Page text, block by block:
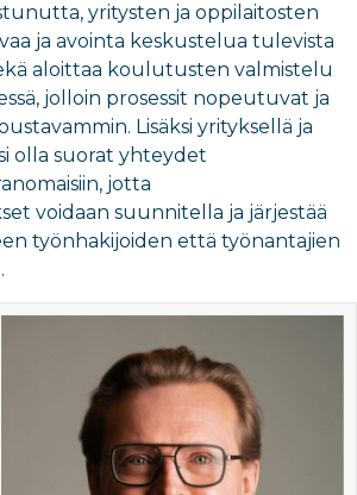
yritysten ja oppilaitosten
ja avointa keskustelua tulevista
aloittaa koulutusten valmistelu
jolloin prosessit nopeutuvat ja
Lisäksi yrityksellä ja
olla suorat yhteydet
jotta
voidaan suunnitella ja järjestää
työnhakijoiden että työnantajien